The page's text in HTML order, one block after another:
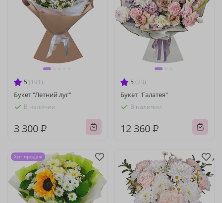
5 (191)
Букет "Летний луг"
В наличии
3 300 ₽
5 (23)
Букет "Галатея"
В наличии
12 360 ₽
Хит продаж